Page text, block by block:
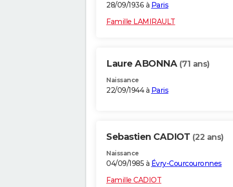
28/09/1936 à Paris
Famille LAMIRAULT
Laure ABONNA (71 ans)
Naissance
22/09/1944 à Paris
Sebastien CADIOT (22 ans)
Naissance
04/09/1985 à Évry-Courcouronnes
Famille CADIOT